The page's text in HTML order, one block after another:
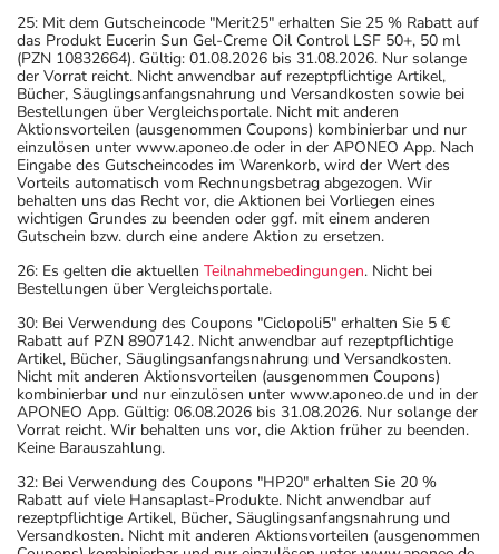
25: Mit dem Gutscheincode "Merit25" erhalten Sie 25 % Rabatt auf
das Produkt Eucerin Sun Gel-Creme Oil Control LSF 50+, 50 ml
(PZN 10832664). Gültig: 01.08.2026 bis 31.08.2026. Nur solange
der Vorrat reicht. Nicht anwendbar auf rezeptpflichtige Artikel,
Bücher, Säuglingsanfangsnahrung und Versandkosten sowie bei
Bestellungen über Vergleichsportale. Nicht mit anderen
Aktionsvorteilen (ausgenommen Coupons) kombinierbar und nur
einzulösen unter www.aponeo.de oder in der APONEO App. Nach
Eingabe des Gutscheincodes im Warenkorb, wird der Wert des
Vorteils automatisch vom Rechnungsbetrag abgezogen. Wir
behalten uns das Recht vor, die Aktionen bei Vorliegen eines
wichtigen Grundes zu beenden oder ggf. mit einem anderen
Gutschein bzw. durch eine andere Aktion zu ersetzen.
26: Es gelten die aktuellen Teilnahmebedingungen. Nicht bei
Bestellungen über Vergleichsportale.
30: Bei Verwendung des Coupons "Ciclopoli5" erhalten Sie 5 €
Rabatt auf PZN 8907142. Nicht anwendbar auf rezeptpflichtige
Artikel, Bücher, Säuglingsanfangsnahrung und Versandkosten.
Nicht mit anderen Aktionsvorteilen (ausgenommen Coupons)
kombinierbar und nur einzulösen unter www.aponeo.de und in der
APONEO App. Gültig: 06.08.2026 bis 31.08.2026. Nur solange der
Vorrat reicht. Wir behalten uns vor, die Aktion früher zu beenden.
Keine Barauszahlung.
32: Bei Verwendung des Coupons "HP20" erhalten Sie 20 %
Rabatt auf viele Hansaplast-Produkte. Nicht anwendbar auf
rezeptpflichtige Artikel, Bücher, Säuglingsanfangsnahrung und
Versandkosten. Nicht mit anderen Aktionsvorteilen (ausgenommen